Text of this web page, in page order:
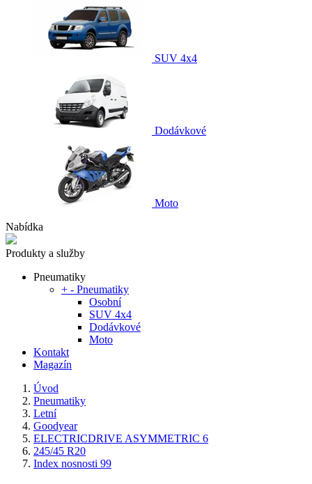
SUV 4x4
Dodávkové
Moto
Nabídka
Produkty a služby
Pneumatiky
+ - Pneumatiky
Osobní
SUV 4x4
Dodávkové
Moto
Kontakt
Magazín
Úvod
Pneumatiky
Letní
Goodyear
ELECTRICDRIVE ASYMMETRIC 6
245/45 R20
Index nosnosti 99